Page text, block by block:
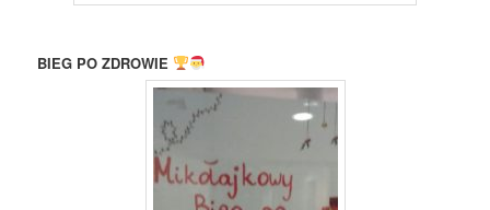
BIEG PO ZDROWIE